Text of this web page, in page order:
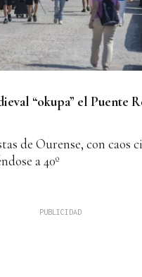
“okupa” el Puente
de Ourense, con caos
a 40º